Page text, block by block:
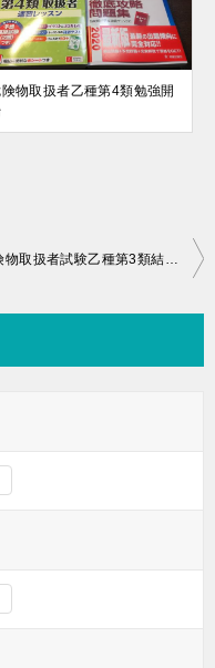
物取扱者乙種第4類勉強開